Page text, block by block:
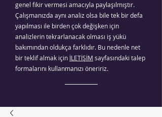
genel fikir vermesi amacıyla paylaşılmıştır.
Çalışmanızda aynı analiz olsa bile tek bir defa
yapılması ile birden çok değişken için
analizlerin tekrarlanacak olması iş yükü
bakımından oldukça farklıdır. Bu nedenle net
bir teklif almak için İLETİŞİM sayfasındaki talep
formalarını kullanmanızı öneririz.